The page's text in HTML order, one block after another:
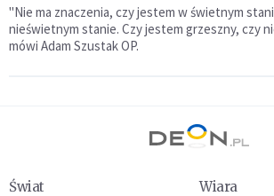
"Nie ma znaczenia, czy jestem w świetnym
nieświetnym stanie. Czy jestem grzeszny, czy
mówi Adam Szustak OP.
Świat
Wiara